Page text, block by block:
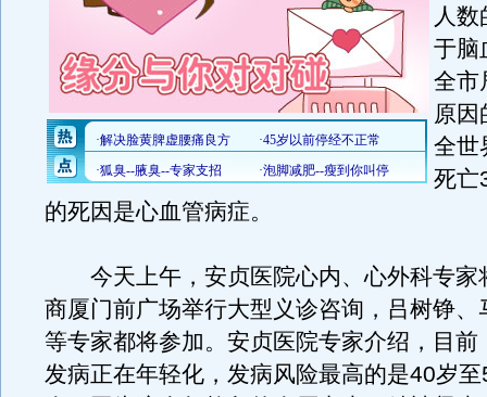
人
于脑
全市
原因
全世
死亡
的死因是心血管病症。
今天上午，安贞医院心内、心外科专家
商厦门前广场举行大型义诊咨询，吕树铮、
等专家都将参加。安贞医院专家介绍，目前
发病正在年轻化，发病风险最高的是40岁